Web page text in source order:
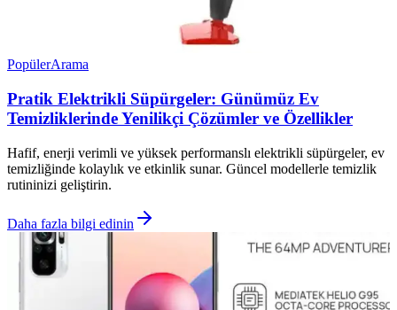
PopülerArama
Pratik Elektrikli Süpürgeler: Günümüz Ev
Temizliklerinde Yenilikçi Çözümler ve Özellikler
Hafif, enerji verimli ve yüksek performanslı elektrikli süpürgeler, ev
temizliğinde kolaylık ve etkinlik sunar. Güncel modellerle temizlik
rutininizi geliştirin.
Daha fazla bilgi edinin